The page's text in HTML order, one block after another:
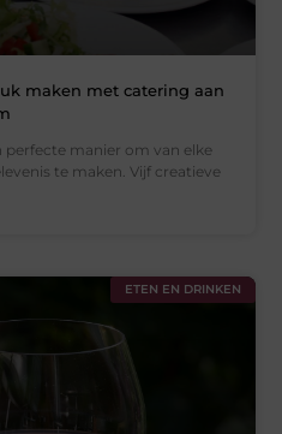
maken met catering aan
manier om van elke
te maken. Vijf creatieve
ETEN EN DRINKEN